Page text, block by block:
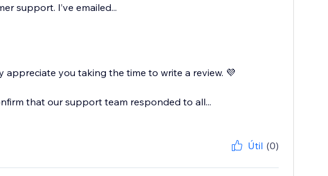
support. I’ve emailed...
you taking the time to write a review. 💜
that our support team responded to all...
Útil (0)